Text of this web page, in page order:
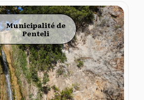
Municipalité de
Penteli